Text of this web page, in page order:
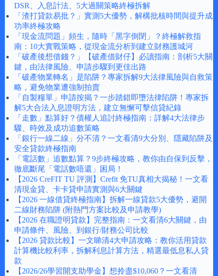
DSR、入息計法、5大過關策略終極拆解
「渣打貸款易批？」實測5大優勢，解構批核時間與提升成
功率終極攻略
「現金流問題」頻生，隨時「黑字倒閉」？終極解救指
南：10大實戰策略，從現金流分析到建立財務護城河
「破產後想借錢？」【破產借財仔】必讀指南：剖析5大關
鍵，由法律風險、申請步驟到更佳出路
「破產物業轉名」是陷阱？專家拆解9大法律風險與自救策
略，避免物業遭強制拍賣
「自製糧單」申請按揭？一步踏錯即墮法律陷阱！專家拆
解5大合法入息證明方法，建立無懈可擊信貸紀錄
「走數」點算好？債權人追討終極指南：詳解4大法律步
驟、時效及成功追數策略
「銀行一線二線」分不清？一文看清9大分別、隱藏陷阱及
安全貸款終極指南
「電話數」追數點算？9步終極攻略，教你由自保到反擊，
徹底斷尾「電話數唔還」困局！
【2026 CreFIT TU 評測】Crefit 免TU真相大揭秘！一文看
清現金貸、卡卡貸申請實測與6大關鍵
【2026 一線借貸終極指南】拆解一線貸款5大優勢，避開
二線財務陷阱 (附熱門方案比較及申請教學)
【2026 在職證明貸款】完整指南：一文看清6大關鍵，由
申請條件、風險、到銀行/財務公司比較
【2026 貸款比較】一文睇清4大申請攻略：教你活用貸款
計算機比較利率，拆解利息計算方法，精選最低息私人貸
款
【2026/26學習開支助學金】想拎盡$10,060？一文看清